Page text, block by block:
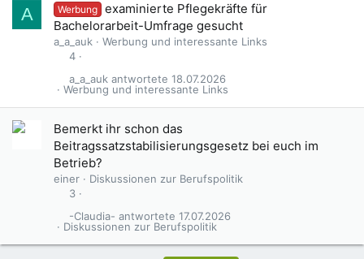
A Werbung
examinierte Pflegekräfte für
Bachelorarbeit-Umfrage gesucht
a_a_auk
Werbung und interessante Links
4
Werbung und interessante Links
18.07.2026
a_a_auk
Bemerkt ihr schon das
Beitragssatzstabilisierungsgesetz bei euch im
Betrieb?
einer
Diskussionen zur Berufspolitik
3
Diskussionen zur Berufspolitik
17.07.2026
-Claudia-